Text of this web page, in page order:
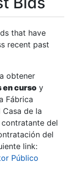
that have
recent past
obtener
en curso y
Fábrica
de la
del
del
link:
Público